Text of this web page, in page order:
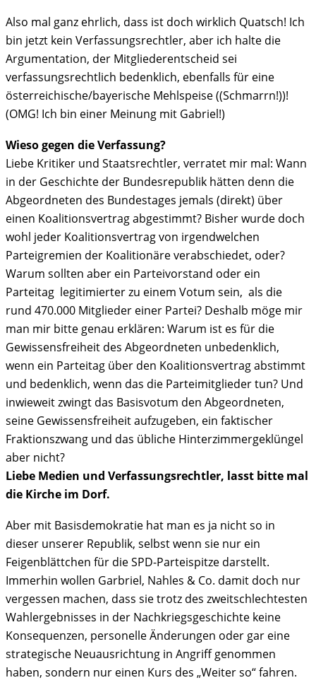
Also mal ganz ehrlich, dass ist doch wirklich Quatsch! Ich
bin jetzt kein Verfassungsrechtler, aber ich halte die
Argumentation, der Mitgliederentscheid sei
verfassungsrechtlich bedenklich, ebenfalls für eine
österreichische/bayerische Mehlspeise ((Schmarrn!))!
(OMG! Ich bin einer Meinung mit Gabriel!)
Wieso gegen die Verfassung?
Liebe Kritiker und Staatsrechtler, verratet mir mal: Wann
in der Geschichte der Bundesrepublik hätten denn die
Abgeordneten des Bundestages jemals (direkt) über
einen Koalitionsvertrag abgestimmt? Bisher wurde doch
wohl jeder Koalitionsvertrag von irgendwelchen
Parteigremien der Koalitionäre verabschiedet, oder?
Warum sollten aber ein Parteivorstand oder ein
Parteitag legitimierter zu einem Votum sein, als die
rund 470.000 Mitglieder einer Partei? Deshalb möge mir
man mir bitte genau erklären: Warum ist es für die
Gewissensfreiheit des Abgeordneten unbedenklich,
wenn ein Parteitag über den Koalitionsvertrag abstimmt
und bedenklich, wenn das die Parteimitglieder tun? Und
inwieweit zwingt das Basisvotum den Abgeordneten,
seine Gewissensfreiheit aufzugeben, ein faktischer
Fraktionszwang und das übliche Hinterzimmergeklüngel
aber nicht?
Liebe Medien und Verfassungsrechtler, lasst bitte mal
die Kirche im Dorf.
Aber mit Basisdemokratie hat man es ja nicht so in
dieser unserer Republik, selbst wenn sie nur ein
Feigenblättchen für die SPD-Parteispitze darstellt.
Immerhin wollen Garbriel, Nahles & Co. damit doch nur
vergessen machen, dass sie trotz des zweitschlechtesten
Wahlergebnisses in der Nachkriegsgeschichte keine
Konsequenzen, personelle Änderungen oder gar eine
strategische Neuausrichtung in Angriff genommen
haben, sondern nur einen Kurs des „Weiter so“ fahren.